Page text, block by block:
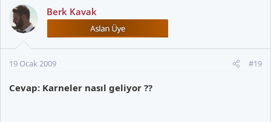
Berk Kavak
19 Ocak 2009 #19
Cevap: Karneler nasıl geliyor ??